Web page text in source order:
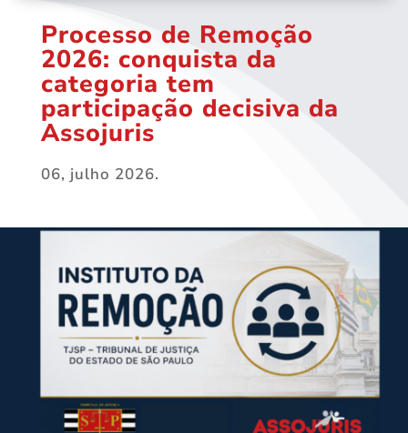
Processo de Remoção
2026: conquista da
categoria tem
participação decisiva da
Assojuris
06, julho 2026.